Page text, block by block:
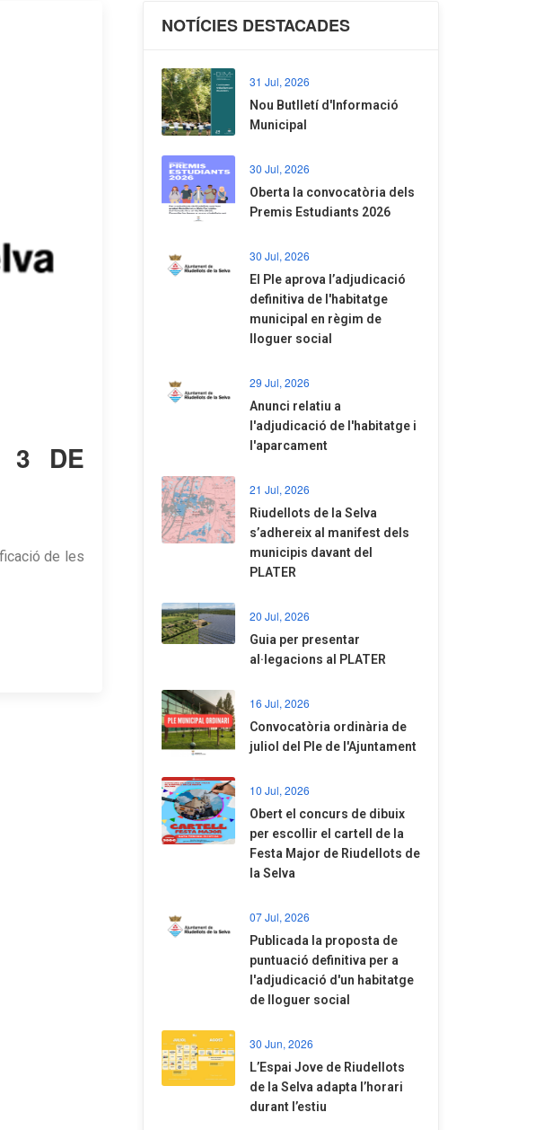
3 DE
de les
NOTÍCIES DESTACADES
31 Jul, 2026
Nou Butlletí d'Informació
Municipal
30 Jul, 2026
Oberta la convocatòria dels
Premis Estudiants 2026
30 Jul, 2026
El Ple aprova l’adjudicació
definitiva de l'habitatge
municipal en règim de
lloguer social
29 Jul, 2026
Anunci relatiu a
l'adjudicació de l'habitatge i
l'aparcament
21 Jul, 2026
Riudellots de la Selva
s’adhereix al manifest dels
municipis davant del
PLATER
20 Jul, 2026
​Guia per presentar
al·legacions al PLATER
16 Jul, 2026
Convocatòria ordinària de
juliol del Ple de l'Ajuntament
10 Jul, 2026
​Obert el concurs de dibuix
per escollir el cartell de la
Festa Major de Riudellots de
la Selva
07 Jul, 2026
​Publicada la proposta de
puntuació definitiva per a
l'adjudicació d'un habitatge
de lloguer social
30 Jun, 2026
​L’Espai Jove de Riudellots
de la Selva adapta l’horari
durant l’estiu